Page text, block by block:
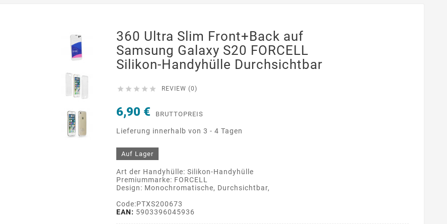
360 Ultra Slim Front+Back auf
Samsung Galaxy S20 FORCELL
Silikon-Handyhülle Durchsichtbar
     REVIEW (0)
6,90 € BRUTTOPREIS
Lieferung innerhalb von 3 - 4 Tagen
Auf Lager
Art der Handyhülle: Silikon-Handyhülle
Premiummarke: FORCELL
Design: Monochromatische, Durchsichtbar,
Code:PTXS200673
EAN: 5903396045936